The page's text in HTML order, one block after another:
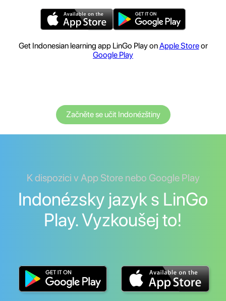
Get Indonesian learning app LinGo Play onApple Storeor
Google Play
Začněte se učit Indonézštiny
K dispozici v App Store nebo Google Play
Indonézsky jazyk s LinGo
Play. Vyzkoušej to!